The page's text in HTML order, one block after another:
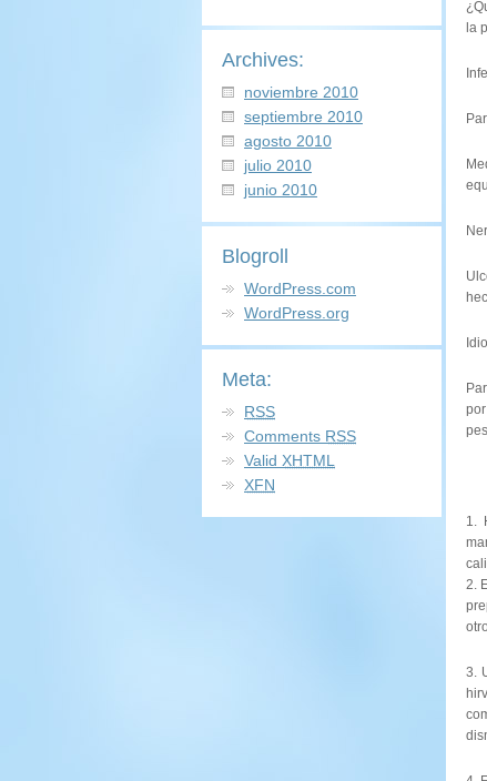
Archives:
noviembre 2010
septiembre 2010
agosto 2010
julio 2010
junio 2010
Blogroll
WordPress.com
WordPress.org
Meta:
RSS
Comments RSS
Valid XHTML
XFN
la
1.
2.
3.